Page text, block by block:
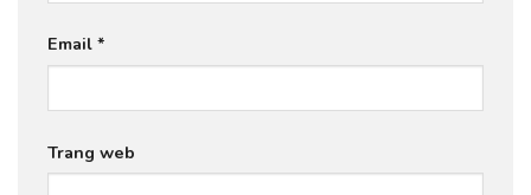
Email *
Trang web